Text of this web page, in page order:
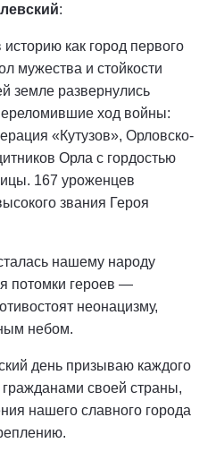
:
как город первого
мужества и стойкости
земле развернулись
ход войны:
«Кутузов», Орловско-
Орла с гордостью
167 уроженцев
звания Героя
нашему народу
потомки героев —
неонацизму,
небом.
день призываю каждого
своей страны,
нашего славного города